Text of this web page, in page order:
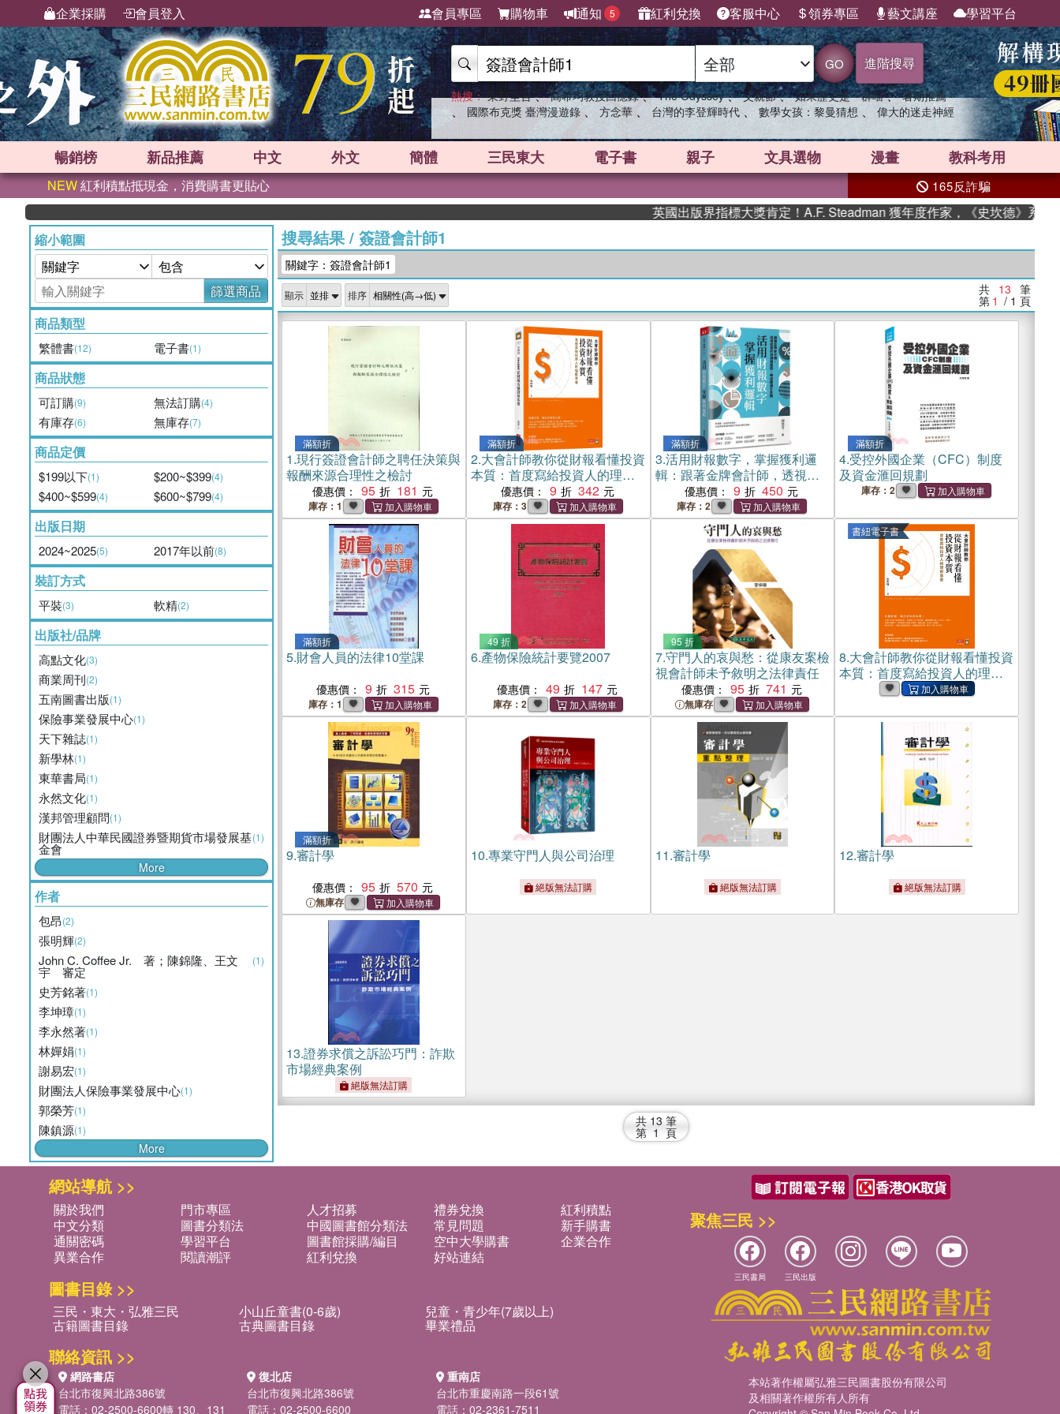
企業採購 會員登入 會員專區 購物車 通知 5 紅利兌換 客服中心 領券專區 藝文講座 學習平台
GO 進階搜尋
熱搜： 東野圭吾 、 高希均教授回憶錄 、 The Odyssey 、 父親節 、 如果歷史是一群喵 、 暑期推薦
、 國際布克獎 臺灣漫遊錄 、 方念華 、 台灣的李登輝時代 、 數學女孩：黎曼猜想 、 偉大的迷走神經
暢銷榜 新品推薦 中文 外文 簡體 三民東大 電子書 親子 文具選物 漫畫 教科考用
NEW紅利積點抵現金，消費購書更貼心 165反詐騙
英國出版界指標大獎肯定！A.F. Steadman 獲年度作家，《史坎德》系列帶你
縮小範圍
篩選商品
商品類型
繁體書(12) 電子書(1)
商品狀態
可訂購(9) 無法訂購(4)
有庫存(6) 無庫存(7)
商品定價
$199以下(1) $200~$399(4)
$400~$599(4) $600~$799(4)
出版日期
2024~2025(5) 2017年以前(8)
裝訂方式
平裝(3) 軟精(2)
出版社/品牌
高點文化(3)
商業周刊(2)
五南圖書出版(1)
保險事業發展中心(1)
天下雜誌(1)
新學林(1)
東華書局(1)
永然文化(1)
漢邦管理顧問(1)
財團法人中華民國證券暨期貨市場發展基
金會
(1)
More
作者
包昂(2)
張明輝(2)
John C. Coffee Jr. 著；陳錦隆、王文
宇 審定
(1)
史芳銘著(1)
李坤璋(1)
李永然著(1)
林嬋娟(1)
謝易宏(1)
財團法人保險事業發展中心(1)
郭榮芳(1)
陳鎮源(1)
More
搜尋結果/ 簽證會計師1
關鍵字：簽證會計師1
顯示 排序 共 13 筆
第 1 / 1 頁
滿額折
1.現行簽證會計師之聘任決策與
報酬來源合理性之檢討
優惠價： 95 181
庫存：1
滿額折
2.大會計師教你從財報看懂投資
本質：首度寫給投資人的理財
優惠價： 9 342
庫存：3
滿額折
3.活用財報數字，掌握獲利邏
輯：跟著金牌會計師，透視經
營的資源與風險，養成最強生
意腦
優惠價： 9 450
庫存：2
滿額折
4.受控外國企業（CFC）制度
及資金滙回規劃
庫存：2
滿額折
5.財會人員的法律10堂課
優惠價： 9 315
庫存：1
49 折
6.產物保險統計要覽2007
優惠價： 49 147
庫存：2
95 折
7.守門人的哀與愁：從康友案檢
視會計師未予敘明之法律責任
優惠價： 95 741
無庫存
書紐電子書
8.大會計師教你從財報看懂投資
本質：首度寫給投資人的理財
專書(電子書)
滿額折
9.審計學
優惠價： 95 570
無庫存
10.專業守門人與公司治理
絕版無法訂購
11.審計學
絕版無法訂購
12.審計學
絕版無法訂購
13.證券求償之訴訟巧門：詐欺
市場經典案例
絕版無法訂購
共 13 筆
第 1 頁
網站導航 >>
關於我們 門市專區 人才招募 禮券兌換
紅利積點
中文分類
圖書分類法 中國圖書館分類法 常見問題
新手購書
通關密碼
學習平台 圖書館採購/編目 空中大學購書
企業合作
異業合作
閱讀潮評 紅利兌換 好站連結
圖書目錄 >>
三民・東大・弘雅三民 小山丘童書(0-6歲) 兒童・青少年(7歲以上)
古籍圖書目錄 古典圖書目錄 畢業禮品
聯絡資訊 >>
網路書店
台北市復興北路386號
電話：02-2500-6600轉 130、131
復北店
台北市復興北路386號
電話：02-2500-6600
重南店
台北市重慶南路一段61號
電話：02-2361-7511
聚焦三民 >>
三民書局 三民出版
本站著作權屬弘雅三民圖書股份有限公司
及相關著作權所有人所有